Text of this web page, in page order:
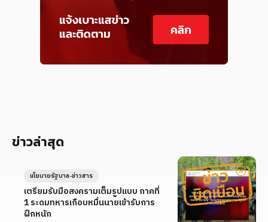
ข่าวล่าสุด
เตรียมรับมือสงครามเต็มรูปแบบ ภาคที่
1 ระดมทหารเกือบหมื่นนายเข้ารับการ
ฝึกหนัก
นโยบายรัฐบาล-ข่าวสาร